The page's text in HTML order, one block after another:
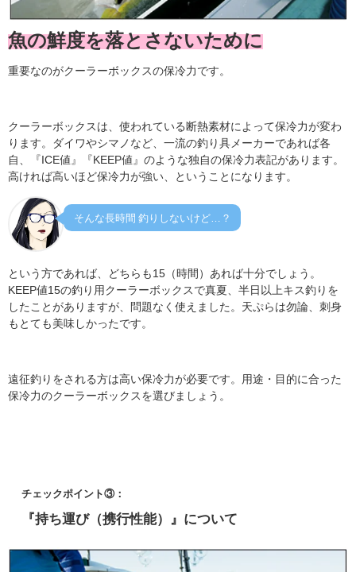
魚の鮮度を落とさないために
重要なのがクーラーボックスの保冷力です。
クーラーボックスは、使われている断熱素材によって保冷力が変わ
ります。ダイワやシマノなど、一流の釣り具メーカーであれば各
自、『ICE値』『KEEP値』のような独自の保冷力表記があります。
高ければ高いほど保冷力が強い、ということになります。
そんな長時間 釣りしないけど…？
という方であれば、どちらも15（時間）あれば十分でしょう。
KEEP値15の釣り用クーラーボックスで真夏、半日以上キス釣りを
したことがありますが、問題なく使えました。天ぷらは勿論、刺身
もとても美味しかったです。
遠征釣りをされる方は高い保冷力が必要です。用途・目的に合った
保冷力のクーラーボックスを選びましょう。
チェックポイント③：
『持ち運び（携行性能）』について